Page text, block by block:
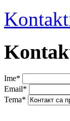
Ime*
Email*
Tema*